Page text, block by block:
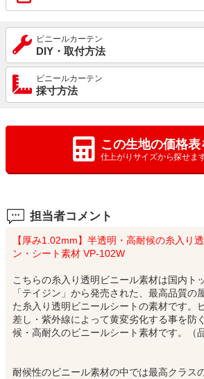
ビニールカーテン
DIY・取付方法
ビニールカーテン
採寸方法
この生地の価格表
仕上がりサイズから探せま
担当者コメント
【厚み1.02mm】半透明・高耐候の糸入り
ン・シート素材 VP-102W
こちらの糸入り透明ビニール素材は国内ト
「テイジン」から発売された、最高品質の
た糸入り透明ビニールシートの素材です。
差し・紫外線によって黄変劣化する事を防
候・高耐久のビニールシート素材です。（
耐候性のビニール素材の中では最高クラス